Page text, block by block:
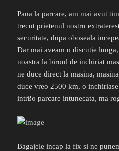
Pana la parcare, am mai avut
trecut prietenul nostru
securitate, dupa oboseala
Dar mai aveam o discutie
noastra la biroul de inchiriat
ne duce direct la masina,
duce vreo 2500 km, o
intrßo parcare intunecata, ma
Bagajele incap la fix si ne